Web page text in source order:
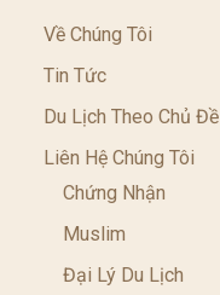
Về Chúng Tôi
Tin Tức
Du Lịch Theo Chủ Đề
Liên Hệ Chúng Tôi
Chứng Nhận
Muslim
Đại Lý Du Lịch